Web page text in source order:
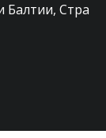
Балтии, Стра